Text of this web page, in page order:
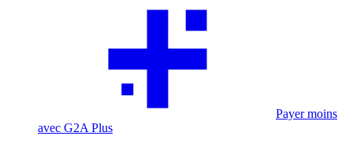
Payer moins
avec G2A Plus